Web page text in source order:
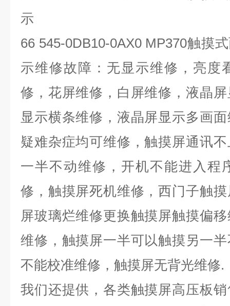
示
66 545-0DB10-0AX0 MP370触摸
示维修故障：无显示维修，亮度
修，花屏维修，白屏维修，液晶
显示横条维修，液晶屏显示多画
疑难杂症均可维修，触摸屏通讯
一半不动维修，开机不能进入程
修，触摸屏死机维修，西门子触
屏玻璃烂维修更换触摸屏触摸偏
维修，触摸屏一半可以触摸另一
不能校准维修，触摸屏无背光维修.
我们还提供，各类触摸屏高压板